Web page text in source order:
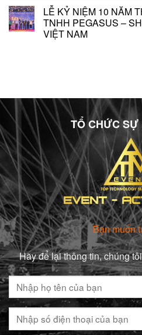
LỄ KỶ NIỆM 10 NĂM
TNHH PEGASUS –
VIỆT NAM
TỔ CHỨC SỰ
Bạn muốn
Hãy để lại thông tin, chúng